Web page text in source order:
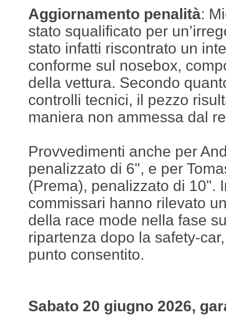
Aggiornamento penalità:
stato squalificato per
stato infatti riscontrato un
conforme sul nosebox,
della vettura. Secondo
controlli tecnici, il pezzo
maniera non ammessa dal
Provvedimenti anche per
penalizzato di 6", e per
(Prema), penalizzato di 10".
commissari hanno rilevato
della race mode nella fase
ripartenza dopo la safety-
punto consentito.
Sabato 20 giugno 2026,